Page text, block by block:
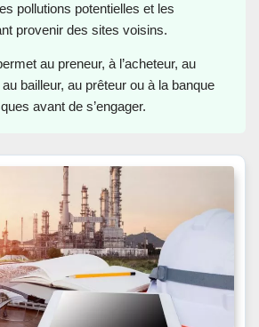
pollutions potentielles et les
provenir des sites voisins.
au preneur, à l’acheteur, au
bailleur, au prêteur ou à la banque
avant de s’engager.